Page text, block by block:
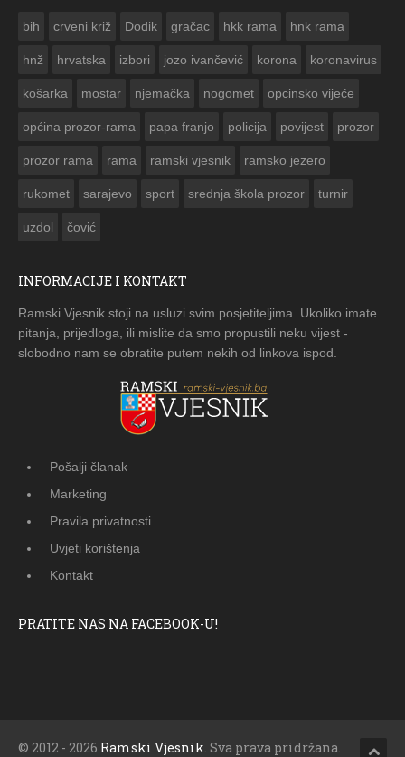
bih crveni križ Dodik gračac hkk rama hnk rama
hnž hrvatska izbori jozo ivančević korona koronavirus
košarka mostar njemačka nogomet opcinsko vijeće
općina prozor-rama papa franjo policija povijest prozor
prozor rama rama ramski vjesnik ramsko jezero
rukomet sarajevo sport srednja škola prozor turnir
uzdol čović
INFORMACIJE I KONTAKT
Ramski Vjesnik stoji na usluzi svim posjetiteljima. Ukoliko imate
pitanja, prijedloga, ili mislite da smo propustili neku vijest -
slobodno nam se obratite putem nekih od linkova ispod.
Pošalji članak
Marketing
Pravila privatnosti
Uvjeti korištenja
Kontakt
PRATITE NAS NA FACEBOOK-U!
© 2012 - 2026 Ramski Vjesnik. Sva prava pridržana.